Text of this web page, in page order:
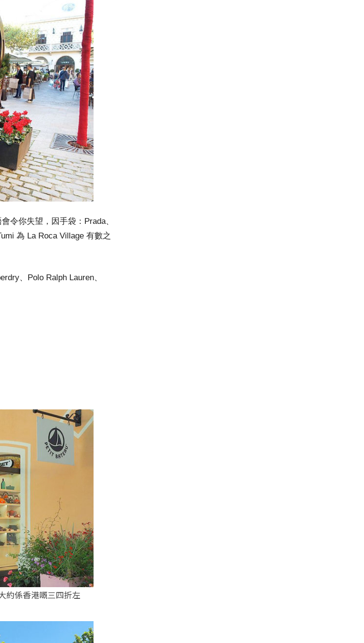
令你失望，因手袋：Prada、
為 La Roca Village 有數之
、Polo Ralph Lauren、
約係香港嘅三四折左